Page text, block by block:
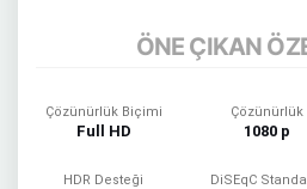
ÖNE ÇIKAN
Çözünürlük Biçimi
Full HD
Çözünürlük
1080 p
HDR Desteği DiSEqC